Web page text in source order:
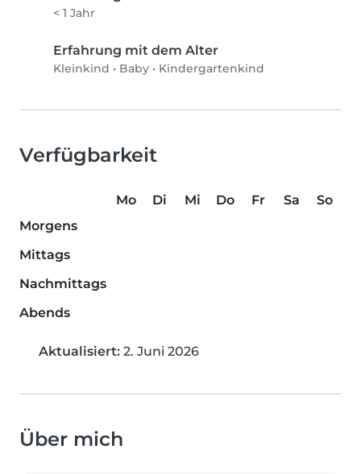
< 1 Jahr
Erfahrung mit dem Alter
Kleinkind • Baby • Kindergartenkind
Verfügbarkeit
Mo Di Mi Do Fr Sa
So
Morgens
Mittags
Nachmittags
Abends
Aktualisiert: 2. Juni 2026
Über mich